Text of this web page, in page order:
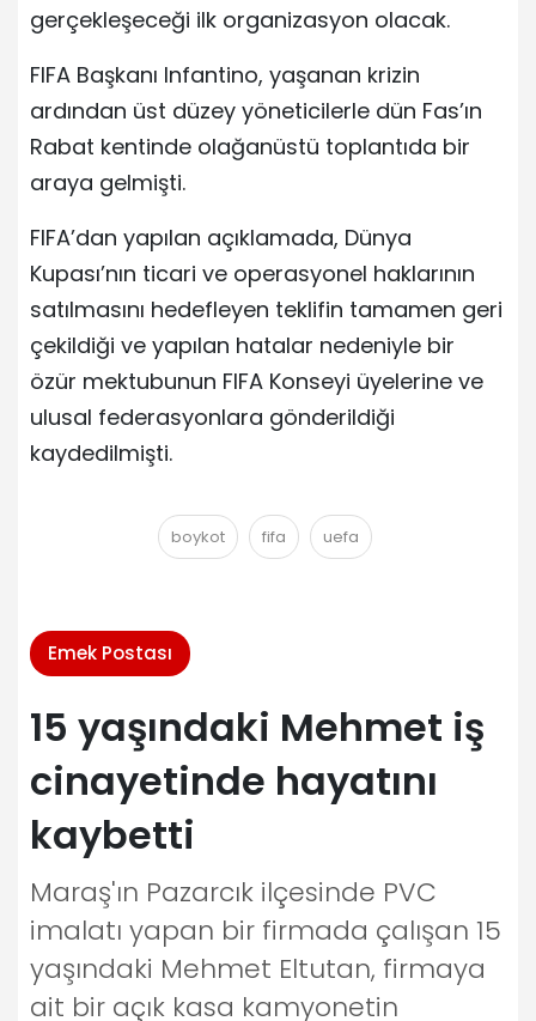
gerçekleşeceği ilk organizasyon olacak.
FIFA Başkanı Infantino, yaşanan krizin
ardından üst düzey yöneticilerle dün Fas’ın
Rabat kentinde olağanüstü toplantıda bir
araya gelmişti.
FIFA’dan yapılan açıklamada, Dünya
Kupası’nın ticari ve operasyonel haklarının
satılmasını hedefleyen teklifin tamamen geri
çekildiği ve yapılan hatalar nedeniyle bir
özür mektubunun FIFA Konseyi üyelerine ve
ulusal federasyonlara gönderildiği
kaydedilmişti.
boykot fifa uefa
Emek Postası
15 yaşındaki Mehmet iş
cinayetinde hayatını
kaybetti
Maraş'ın Pazarcık ilçesinde PVC
imalatı yapan bir firmada çalışan 15
yaşındaki Mehmet Eltutan, firmaya
ait bir açık kasa kamyonetin